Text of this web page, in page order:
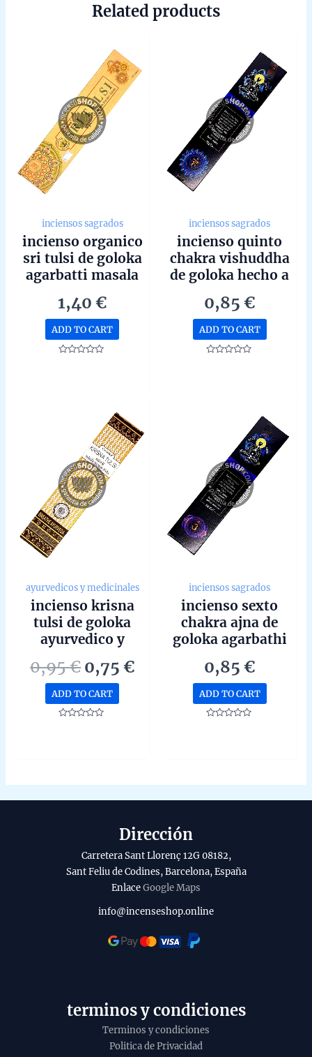
Related products
inciensos sagrados
incienso organico
sri tulsi de goloka
agarbatti masala
bangalore unidad
de 15g
1,40€
ADD TO CART
inciensos sagrados
incienso quinto
chakra vishuddha
de goloka hecho a
unidad de 15g
0,85€
ADD TO CART
ayurvedicos y medicinales
incienso krisna
tulsi de goloka
ayurvedico y
masala unidad de
15g
0,95€ Original
price
was:
0,95 €.
0,75€Current
ADD TO CART
inciensos sagrados
incienso sexto
chakra ajna de
goloka agarbathi
mano en bangalore
unidad de 15g
0,85€
ADD TO CART
Dirección
Carretera Sant Llorenç 12G 08182,
Sant Feliu de Codines, Barcelona, España
EnlaceGoogle Maps
info@incenseshop.online
terminos y condiciones
Terminos y condiciones
Politica de Privacidad